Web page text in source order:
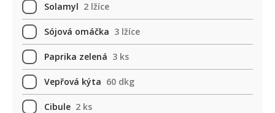
Solamyl 2 lžíce
Sójová omáčka 3 lžíce
Paprika zelená 3 ks
Vepřová kýta 60 dkg
Cibule 2 ks